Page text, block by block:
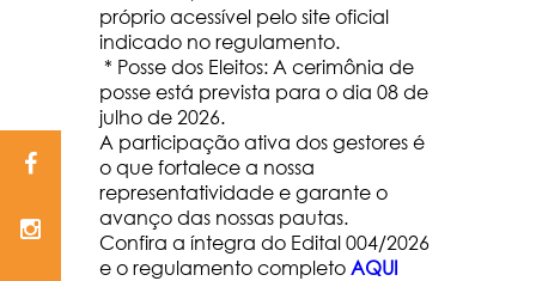
próprio acessível pelo site oficial
indicado no regulamento.
* Posse dos Eleitos: A cerimônia de
posse está prevista para o dia 08 de
julho de 2026.
A participação ativa dos gestores é
o que fortalece a nossa
representatividade e garante o
avanço das nossas pautas.
Confira a íntegra do Edital 004/2026
e o regulamento completoAQUI